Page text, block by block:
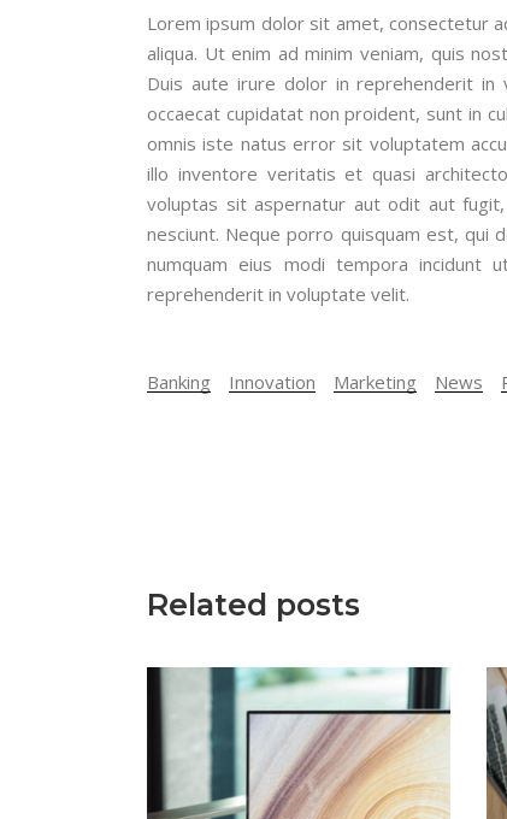
Lorem ipsum dolor sit amet, consectetur
aliqua. Ut enim ad minim veniam, quis
Duis aute irure dolor in reprehenderit in
occaecat cupidatat non proident, sunt in
omnis iste natus error sit voluptatem
illo inventore veritatis et quasi
voluptas sit aspernatur aut odit aut
nesciunt. Neque porro quisquam est, qui
numquam eius modi tempora incidunt
reprehenderit in voluptate velit.
Banking Innovation Marketing News
Related posts